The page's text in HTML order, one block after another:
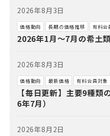
2026年8月3日
価格動向 長期の価格推移 有料会
2026年1月～7月の希土
2026年8月3日
価格動向 最新価格 有料会員対象
【毎日更新】主要9種類
6年7月）
2026年8月2日